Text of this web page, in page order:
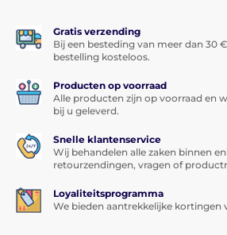
Gratis verzending
Bij een besteding van meer dan 30
bestelling kosteloos.
Producten op voorraad
Alle producten zijn op voorraad en
bij u geleverd.
Snelle klantenservice
Wij behandelen alle zaken binnen
retourzendingen, vragen of
Loyaliteitsprogramma
We bieden aantrekkelijke kortingen